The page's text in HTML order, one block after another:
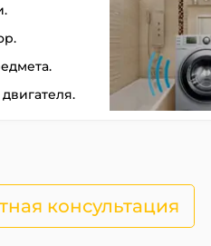
консультация